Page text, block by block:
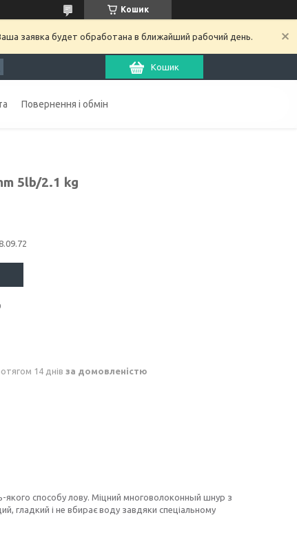
Кошик
заявка будет обработана в ближайший рабочий день.
Кошик
Повернення і обмін
5lb/2.1 kg
14 днів за домовленістю
якого способу лову. Міцний многоволоконный шнур з
гладкий і не вбирає воду завдяки спеціальному